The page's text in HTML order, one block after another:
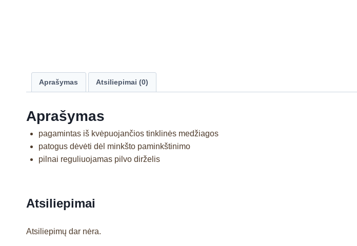
Aprašymas Atsiliepimai (0)
Aprašymas
pagamintas iš kvėpuojančios tinklinės medžiagos
patogus dėvėti dėl minkšto paminkštinimo
pilnai reguliuojamas pilvo dirželis
Atsiliepimai
Atsiliepimų dar nėra.